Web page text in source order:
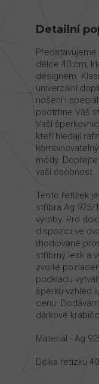
Detailní
délce 40 cm,
designem.
univerzální
nošení i
podtrhne Váš
Vaší
kteří hledají
módy.
vaši osobnost.
Tento řetízek
stříbra Ag 925/
výroby. Pro
dispozici ve
rhodiované
stříbrný lesk a
zvolte
podkladu
šperku vzhled
cenu.
dárkové
Materiál - Ag
Délka řetízku